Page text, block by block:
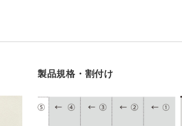
製品規格・割付け